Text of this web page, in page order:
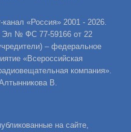
«Россия» 2001 - 2026.
Эл № ФС 77-59166 от 22
– федеральное
«Всероссийская
компания».
В.
на сайте,